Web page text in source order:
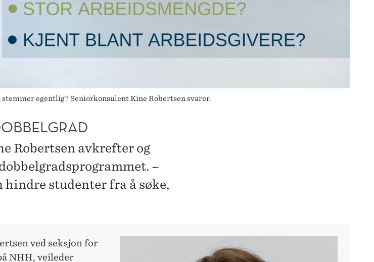
egentlig? Seniorkonsulent Kine Robertsen svarer.
Robertsen avkrefter og
–
studenter fra å søke,
ved seksjon for
NHH, veileder